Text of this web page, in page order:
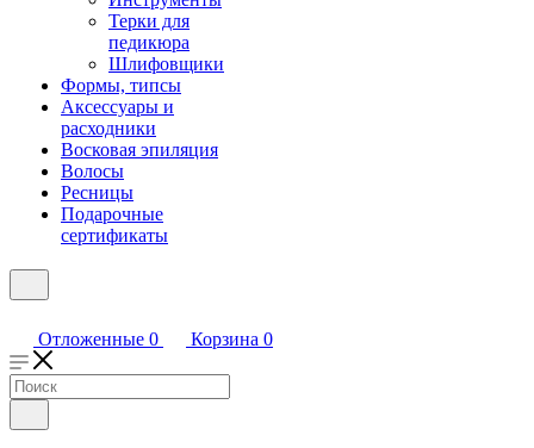
Терки для
педикюра
Шлифовщики
Формы, типсы
Аксессуары и
расходники
Восковая эпиляция
Волосы
Ресницы
Подарочные
сертификаты
Отложенные 0 Корзина 0